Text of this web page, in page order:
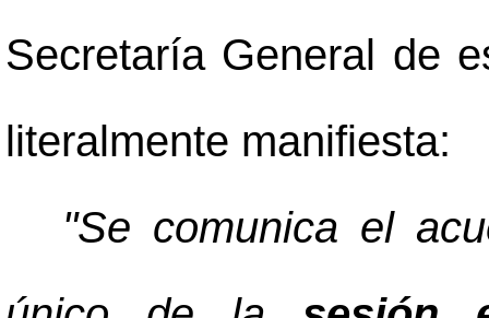
Secretaría General de
literalmente manifiesta:
"Se comunica el